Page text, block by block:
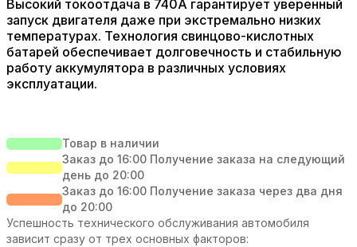
Высокий токоотдача в 740A гарантирует уверенный
запуск двигателя даже при экстремально низких
температурах. Технология свинцово-кислотных
батарей обеспечивает долговечность и стабильную
работу аккумулятора в различных условиях
эксплуатации.
Товар в наличии
Заказ до 16:00 Получение заказа на следующий
день до 20:00
Заказ до 16:00 Получение заказа через два дня
до 20:00
Успешность технического обслуживания автомобиля
зависит сразу от трех основных факторов: